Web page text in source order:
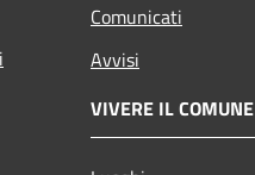
Comunicati
Avvisi
VIVERE IL COMUNE